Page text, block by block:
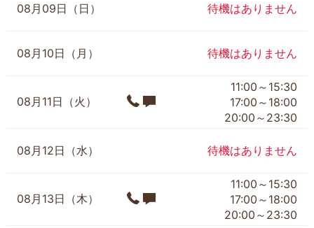
08月09日（日） 待機はありません
08月10日（月） 待機はありません
08月11日（火）
11:00～15:30
17:00～18:00
20:00～23:30
08月12日（水） 待機はありません
08月13日（木）
11:00～15:30
17:00～18:00
20:00～23:30